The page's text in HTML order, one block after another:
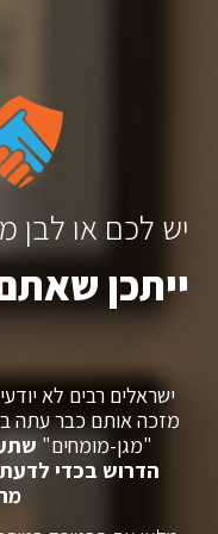
יש לכם או לבן
ייתכן
ישראלים רבים לא
מזכה אותם כבר עתה
"מגן-מומחים"
הדרוש בכדי